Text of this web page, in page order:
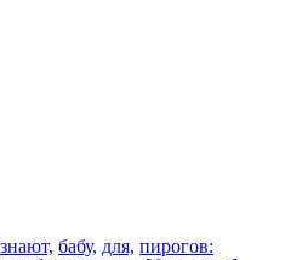
знают, бабу, для, пирогов: